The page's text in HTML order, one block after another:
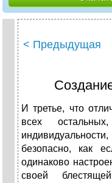
< Предыдущая
И третье, что
всех
безопасно, как
одинаково
своей